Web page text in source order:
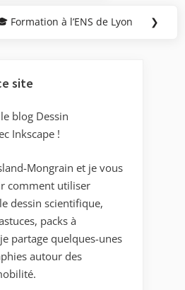
Next
Formation à l’ENS de Lyon ❯
site
blog Dessin
Inkscape !
Mongrain et je vous
comment utiliser
dessin scientifique,
packs à
partage quelques-unes
autour des